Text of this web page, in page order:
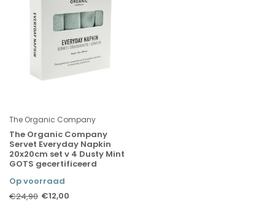
The Organic Company
The Organic Company
Servet Everyday Napkin
20x20cm set v 4 Dusty Mint
GOTS gecertificeerd
Op voorraad
€24,90 €12,00